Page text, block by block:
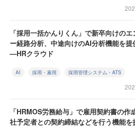
「採用一括かんりくん」で新卒向けのエ
ー経路分析、中途向けのAI分析機能を提
—HRクラウド
AI 採用・雇用 採用管理システム・ATS
「HRMOS労務給与」で雇用契約書の作
社予定者との契約締結などを行う機能を